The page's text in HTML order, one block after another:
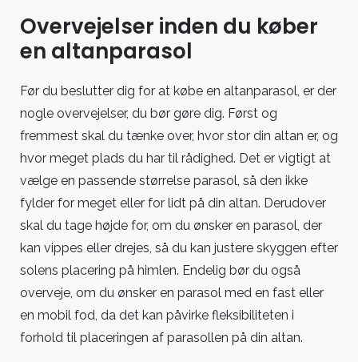
Overvejelser inden du køber
en altanparasol
Før du beslutter dig for at købe en altanparasol, er der
nogle overvejelser, du bør gøre dig. Først og
fremmest skal du tænke over, hvor stor din altan er, og
hvor meget plads du har til rådighed. Det er vigtigt at
vælge en passende størrelse parasol, så den ikke
fylder for meget eller for lidt på din altan. Derudover
skal du tage højde for, om du ønsker en parasol, der
kan vippes eller drejes, så du kan justere skyggen efter
solens placering på himlen. Endelig bør du også
overveje, om du ønsker en parasol med en fast eller
en mobil fod, da det kan påvirke fleksibiliteten i
forhold til placeringen af parasollen på din altan.